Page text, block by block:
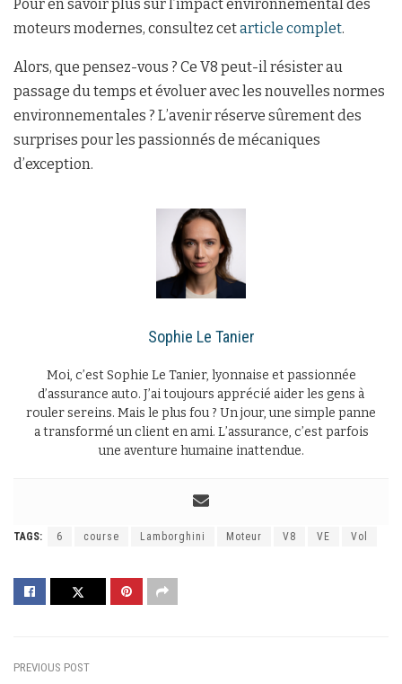
Pour en savoir plus sur l’impact environnemental des
moteurs modernes, consultez cetarticle complet.
Alors, que pensez-vous ? Ce V8 peut-il résister au
passage du temps et évoluer avec les nouvelles normes
environnementales ? L’avenir réserve sûrement des
surprises pour les passionnés de mécaniques
d’exception.
Sophie Le Tanier
Moi, c’est Sophie Le Tanier, lyonnaise et passionnée
d’assurance auto. J’ai toujours apprécié aider les gens à
rouler sereins. Mais le plus fou ? Un jour, une simple panne
a transformé un client en ami. L’assurance, c’est parfois
une aventure humaine inattendue.
TAGS: 6 course Lamborghini Moteur V8 VE Vol
PREVIOUS POST